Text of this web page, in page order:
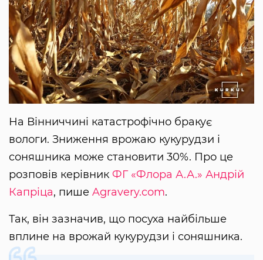
На Вінниччині катастрофічно бракує
вологи. Зниження врожаю кукурудзи і
соняшника може становити 30%. Про це
розповів керівник ФГ «Флора А.А.» Андрій
Капріца, пише Agravery.com.
Так, він зазначив, що посуха найбільше
вплине на врожай кукурудзи і соняшника.